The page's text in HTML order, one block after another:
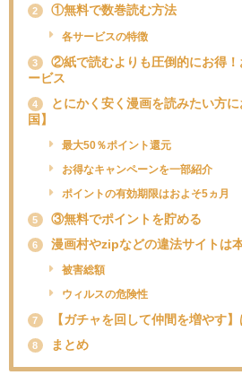
2 ①無料で数巻読む方法
各サービスの特徴
3
②紙で読むよりも圧倒的にお得！
ービス
4
とにかく安く漫画を読みたい方
国】
最大50％ポイント還元
お得なキャンペーンを一部紹介
ポイントの有効期限はおよそ5ヵ月
5 ③無料でポイントを貯める
6 漫画村やzipなどの違法サイトは
被害総額
ウィルスの危険性
7 【ガチャを回して仲間を増やす】
8 まとめ